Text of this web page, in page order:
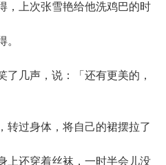
，上次张雪艳给他洗鸡巴的时
。
几声，说：「还有更美的，
过身体，将自己的裙摆拉了
上还穿着丝袜，一时半会儿没